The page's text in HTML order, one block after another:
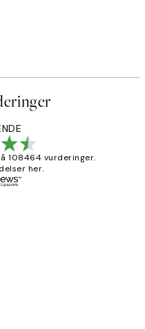
108464 vurderinger.
her.